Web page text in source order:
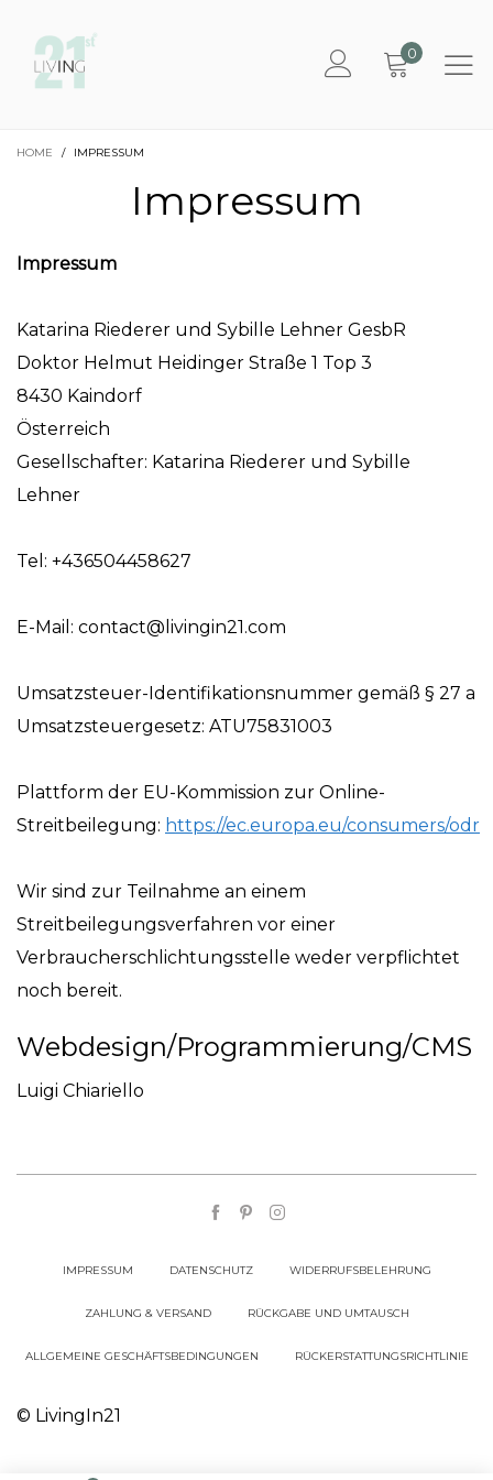
0
HOME / IMPRESSUM
Impressum
Impressum
Katarina Riederer und Sybille Lehner GesbR
Doktor Helmut Heidinger Straße 1 Top 3
8430 Kaindorf
Österreich
Gesellschafter: Katarina Riederer und Sybille
Lehner
Tel: +436504458627
E-Mail: contact@livingin21.com
Umsatzsteuer-Identifikationsnummer gemäß § 27 a
Umsatzsteuergesetz: ATU75831003
Plattform der EU-Kommission zur Online-
Streitbeilegung: https://ec.europa.eu/consumers/odr
Wir sind zur Teilnahme an einem
Streitbeilegungsverfahren vor einer
Verbraucherschlichtungsstelle weder verpflichtet
noch bereit.
Webdesign/Programmierung/CMS​
Luigi Chiariello
IMPRESSUM DATENSCHUTZ WIDERRUFSBELEHRUNG
ZAHLUNG & VERSAND RÜCKGABE UND UMTAUSCH
ALLGEMEINE GESCHÄFTSBEDINGUNGEN RÜCKERSTATTUNGSRICHTLINIE
© LivingIn21